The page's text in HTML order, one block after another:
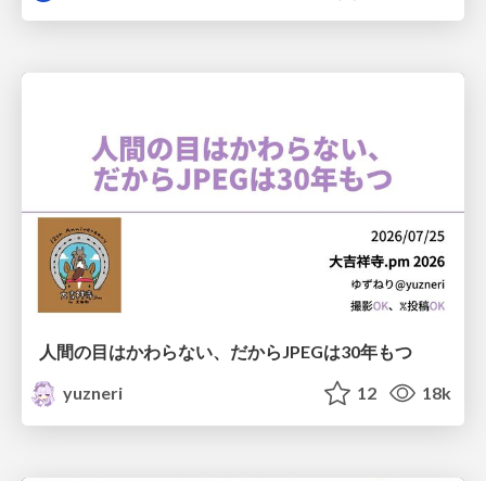
人間の目はかわらない、だからJPEGは30年もつ
yuzneri
12 18k